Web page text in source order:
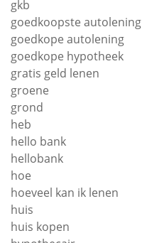
gkb
goedkoopste autolening
goedkope autolening
goedkope hypotheek
gratis geld lenen
groene
grond
heb
hello bank
hellobank
hoe
hoeveel kan ik lenen
huis
huis kopen